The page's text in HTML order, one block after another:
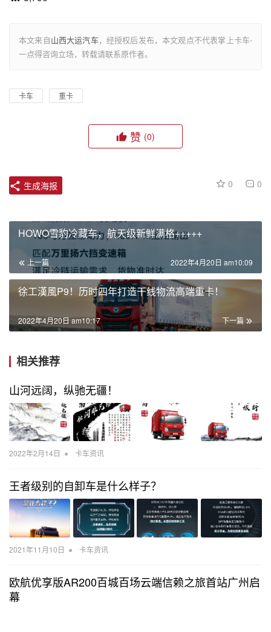
本文来自山西大运汽车，经授权后发布，本文观点不代表掌上卡车-
一点得咨询立场，转载请联系原作者。
卡车 重卡
赞 (0)
0 0
生成海报
HOWO雪豹冷藏车，航天级新鲜满格+++++
上一篇 2022年4月20日 am10:09
徐工漢風P9！历时四年打造干线物流高端重卡！
下一篇
2022年4月20日 am10:17
相关推荐
山河远阔，纵驰无疆！
2022年2月14日 • 卡车资讯
王者级别的自卸车是什么样子？
2021年11月10日 • 卡车资讯
欧航优享版AR200百城百场云端信赖之旅首站广州启
幕